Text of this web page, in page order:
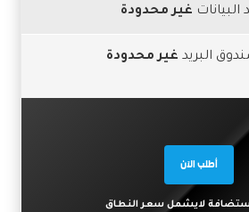
البيانات غير محدودة
البريد غير محدودة
أطلب الآن
لايشمل سعر النطاق